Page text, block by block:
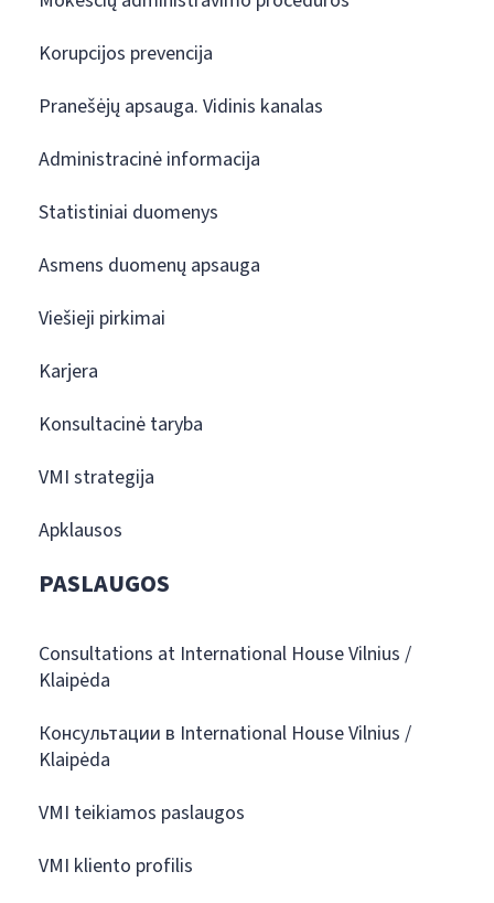
Korupcijos prevencija
Pranešėjų apsauga. Vidinis kanalas
Administracinė informacija
Statistiniai duomenys
Asmens duomenų apsauga
Viešieji pirkimai
Karjera
Konsultacinė taryba
VMI strategija
Apklausos
PASLAUGOS
Consultations at International House Vilnius /
Klaipėda
Консультации в International House Vilnius /
Klaipėda
VMI teikiamos paslaugos
VMI kliento profilis